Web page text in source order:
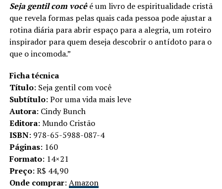
Seja gentil com vocêé um livro de espiritualidade cristã
que revela formas pelas quais cada pessoa pode ajustar a
rotina diária para abrir espaço para a alegria, um roteiro
inspirador para quem deseja descobrir o antídoto para o
que o incomoda.”
Ficha técnica
Título: Seja gentil com você
Subtítulo: Por uma vida mais leve
Autora: Cindy Bunch
Editora: Mundo Cristão
ISBN: 978-65-5988-087-4
Páginas: 160
Formato: 14×21
Preço: R$ 44,90
Onde comprar: Amazon